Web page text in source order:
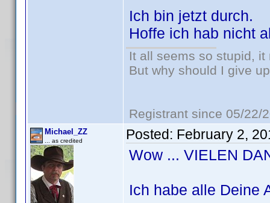
Ich bin jetzt durch.
Hoffe ich hab nicht
It all seems so stupid,
But why should I give
Registrant since 05/22/
Michael_ZZ
... as credited Posted: February 2,
Wow ... VIELEN
Ich habe alle Deine